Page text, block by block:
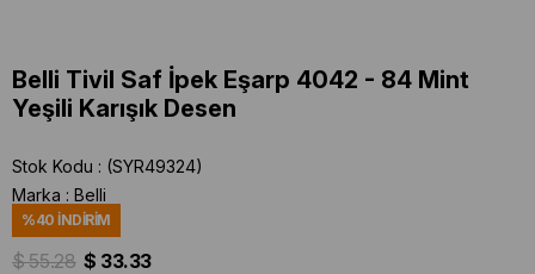
Belli Tivil Saf İpek Eşarp 4042 - 84 Mint
Yeşili Karışık Desen
Stok Kodu
(SYR49324)
Marka : Belli
%40 İNDIRIM
$ 55.28 $ 33.33